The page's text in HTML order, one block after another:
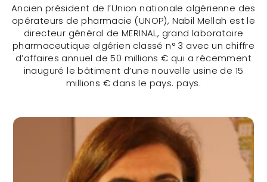
Ancien président de l’Union nationale algérienne des
opérateurs de pharmacie (UNOP), Nabil Mellah est le
directeur général de MERINAL, grand laboratoire
pharmaceutique algérien classé n° 3 avec un chiffre
d’affaires annuel de 50 millions € qui a récemment
inauguré le bâtiment d’une nouvelle usine de 15
millions € dans le pays. pays.